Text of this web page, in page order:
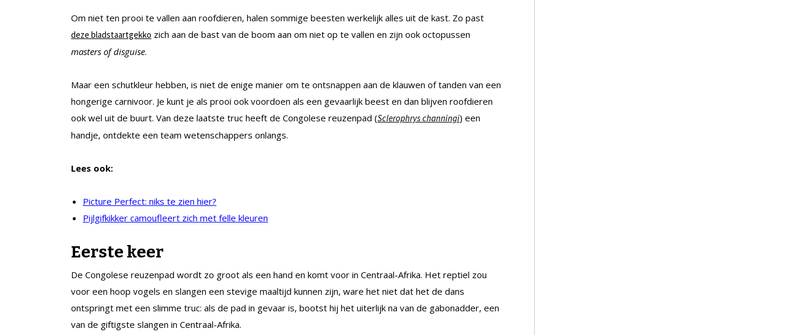
Om niet ten prooi te vallen aan roofdieren, halen sommige beesten werkelijk alles uit de kast. Zo past
deze bladstaartgekko zich aan de bast van de boom aan om niet op te vallen en zijn ook octopussen
masters of disguise.
Maar een schutkleur hebben, is niet de enige manier om te ontsnappen aan de klauwen of tanden van een
hongerige carnivoor. Je kunt je als prooi ook voordoen als een gevaarlijk beest en dan blijven roofdieren
ook wel uit de buurt. Van deze laatste truc heeft de Congolese reuzenpad (Sclerophrys channingi) een
handje, ontdekte een team wetenschappers onlangs.
Lees ook:
Picture Perfect: niks te zien hier?
Pijlgifkikker camoufleert zich met felle kleuren
Eerste keer
De Congolese reuzenpad wordt zo groot als een hand en komt voor in Centraal-Afrika. Het reptiel zou
voor een hoop vogels en slangen een stevige maaltijd kunnen zijn, ware het niet dat het de dans
ontspringt met een slimme truc: als de pad in gevaar is, bootst hij het uiterlijk na van de gabonadder, een
van de giftigste slangen in Centraal-Afrika.